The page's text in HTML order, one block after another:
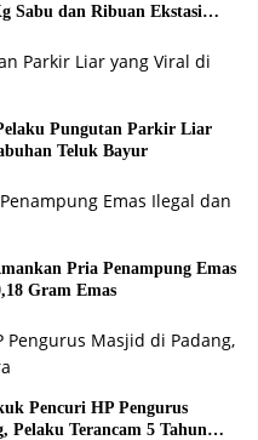
Sabu dan Ribuan Ekstasi
Pungutan Parkir Liar
Teluk Bayur
Pria Penampung Emas
Gram Emas
Pencuri HP Pengurus
Pelaku Terancam 5 Tahun